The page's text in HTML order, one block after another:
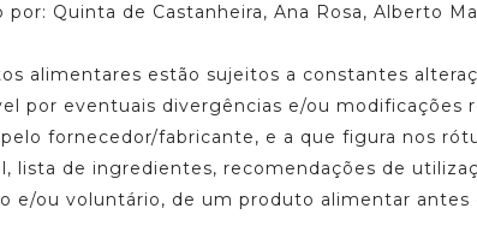
por: Quinta de Castanheira, Ana Rosa, Alberto
alimentares estão sujeitos a constantes
por eventuais divergências e/ou
fornecedor/fabricante, e a que figura nos
lista de ingredientes, recomendações de
e/ou voluntário, de um produto alimentar antes